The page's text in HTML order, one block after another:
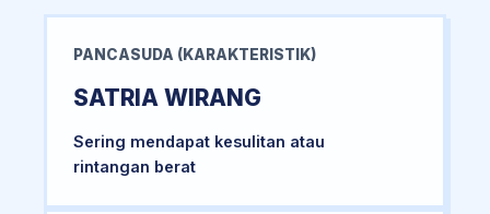
PANCASUDA (KARAKTERISTIK)
SATRIA WIRANG
Sering mendapat kesulitan atau
rintangan berat